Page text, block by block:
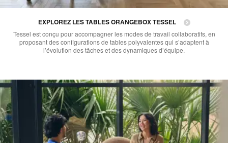
EXPLOREZ LES TABLES ORANGEBOX TESSEL
Tessel est conçu pour accompagner les modes de travail collaboratifs, en
proposant des configurations de tables polyvalentes qui s’adaptent à
l’évolution des tâches et des dynamiques d’équipe.